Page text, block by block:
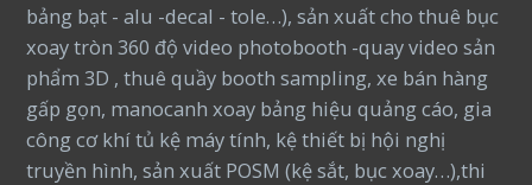
bảng bạt - alu -decal - tole…), sản xuất cho thuê bục
xoay tròn 360 độ video photobooth -quay video sản
phẩm 3D , thuê quầy booth sampling, xe bán hàng
gấp gọn, manocanh xoay bảng hiệu quảng cáo, gia
công cơ khí tủ kệ máy tính, kệ thiết bị hội nghị
truyền hình, sản xuất POSM (kệ sắt, bục xoay…),thi